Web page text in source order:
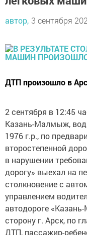
автор, 3 сентября
ДТП произошло в
2 сентября в 12:45
Казань-Малмыж,
1976 г.р., по
второстепенной
в нарушении
дорогу» выехал на
столкновение с
управлением
автодороге
сторону г. Арск, по
ДТП, пассажир-